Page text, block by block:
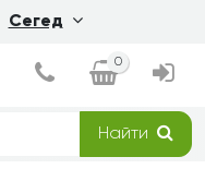
Сегед
0
Найти